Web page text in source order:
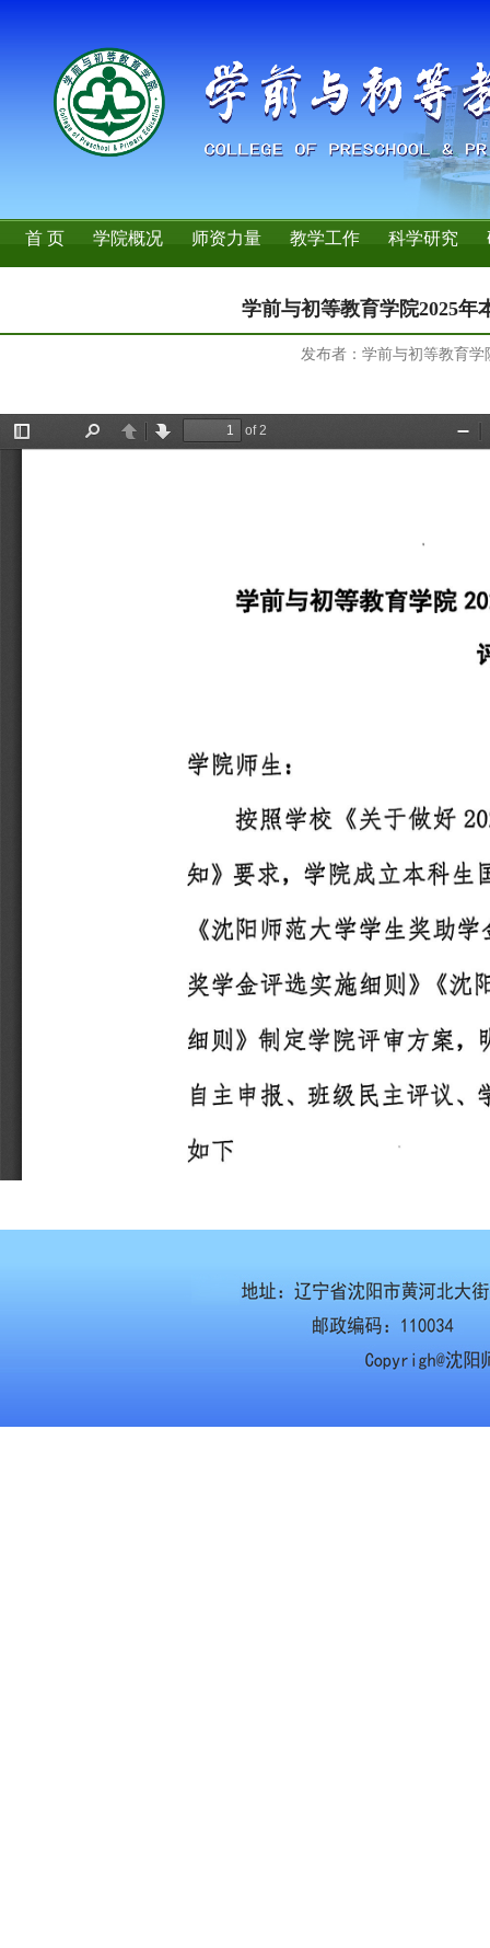
首 页 学院概况 师资力量 教学工作 科学研究
学前与初等教育学院2025年
发布者：学前与初等教育学